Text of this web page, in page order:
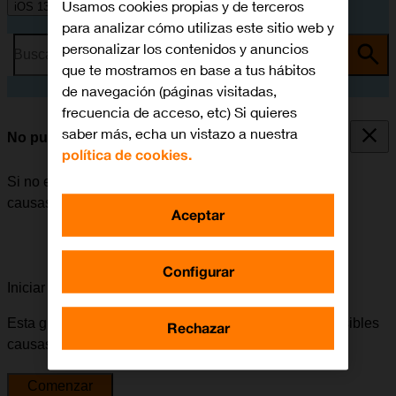
iOS 13.1
Busca por problema o tema
No puedo realizar llamadas
Si no es posible realizar llamadas, puede haber varias
causas posibles al problema.
Iniciar la guía para solucionar tu problema
Esta guía te va a conducir a través de una serie de posibles
causas y soluciones al problema.
Comenzar
Usamos cookies propias y de terceros
para analizar cómo utilizas este sitio web y
personalizar los contenidos y anuncios
que te mostramos en base a tus hábitos
de navegación (páginas visitadas,
frecuencia de acceso, etc) Si quieres
saber más, echa un vistazo a nuestra
política de cookies.
Configurar
Rechazar
Aceptar